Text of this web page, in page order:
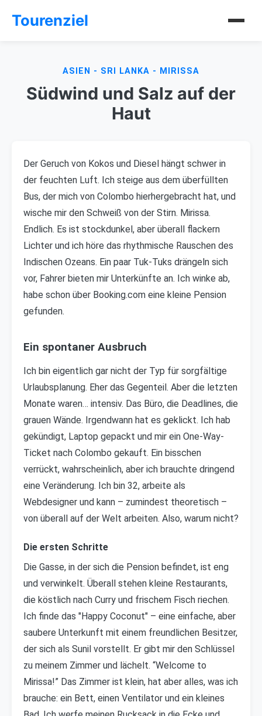
Tourenziel
ASIEN - SRI LANKA - MIRISSA
Südwind und Salz auf der
Haut
Der Geruch von Kokos und Diesel hängt schwer in
der feuchten Luft. Ich steige aus dem überfüllten
Bus, der mich von Colombo hierhergebracht hat, und
wische mir den Schweiß von der Stirn. Mirissa.
Endlich. Es ist stockdunkel, aber überall flackern
Lichter und ich höre das rhythmische Rauschen des
Indischen Ozeans. Ein paar Tuk-Tuks drängeln sich
vor, Fahrer bieten mir Unterkünfte an. Ich winke ab,
habe schon über Booking.com eine kleine Pension
gefunden.
Ein spontaner Ausbruch
Ich bin eigentlich gar nicht der Typ für sorgfältige
Urlaubsplanung. Eher das Gegenteil. Aber die letzten
Monate waren… intensiv. Das Büro, die Deadlines, die
grauen Wände. Irgendwann hat es geklickt. Ich hab
gekündigt, Laptop gepackt und mir ein One-Way-
Ticket nach Colombo gekauft. Ein bisschen
verrückt, wahrscheinlich, aber ich brauchte dringend
eine Veränderung. Ich bin 32, arbeite als
Webdesigner und kann – zumindest theoretisch –
von überall auf der Welt arbeiten. Also, warum nicht?
Die ersten Schritte
Die Gasse, in der sich die Pension befindet, ist eng
und verwinkelt. Überall stehen kleine Restaurants,
die köstlich nach Curry und frischem Fisch riechen.
Ich finde das "Happy Coconut" – eine einfache, aber
saubere Unterkunft mit einem freundlichen Besitzer,
der sich als Sunil vorstellt. Er gibt mir den Schlüssel
zu meinem Zimmer und lächelt. “Welcome to
Mirissa!” Das Zimmer ist klein, hat aber alles, was ich
brauche: ein Bett, einen Ventilator und ein kleines